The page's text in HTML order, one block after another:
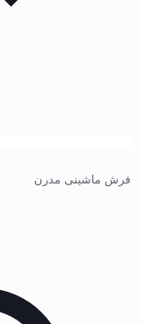
فرش ماشینی مدرن